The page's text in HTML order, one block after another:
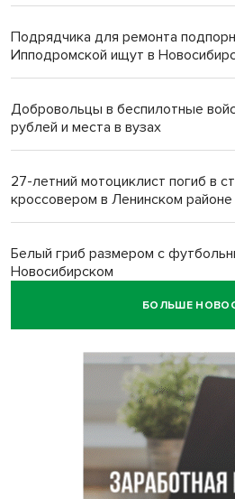
Подрядчика для ремонта
Ипподромской ищут в
Добровольцы в беспилотные
рублей и места в вузах
27-летний мотоциклист погиб в
кроссовером в Ленинском районе
Белый гриб размером с
Новосибирском
Спортсмены Новосибирска сдали
Фейковые письма о защите от
предприятиям Новосибирска
Миллион за переезд: в сёла
20 работников культуры
БОЛЬШЕ